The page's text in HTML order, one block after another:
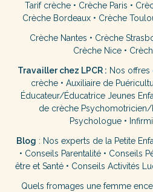
Tarif crèche • Crèche Paris •
Crèche Bordeaux• Crèche
Crèche Nantes • Crèche
Crèche Nice •
Travailler chez LPCR : Nos offres
crèche• Auxiliaire de
Éducateur/Éducatrice Jeunes
de crèche
Psychologue •
Blog : Nos experts de la Petite
• Conseils Parentalité• Conseils
être et Santé• Conseils Activités
Quels fromages une femme